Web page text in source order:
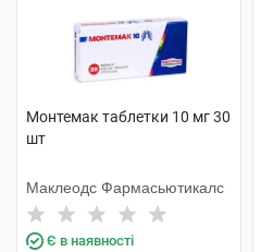
Монтемак таблетки 10 мг 30
шт
Маклеодс Фармасьютикалс
Є в наявності